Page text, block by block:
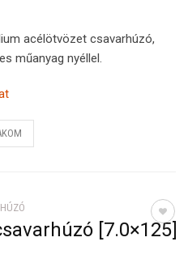
acélötvözet csavarhúzó,
műanyag nyéllel.
[7.0×125]